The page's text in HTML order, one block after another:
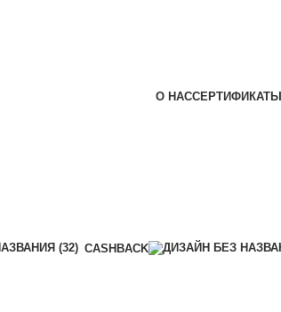
О НАССЕРТИФИКАТЫ
CASHBACK